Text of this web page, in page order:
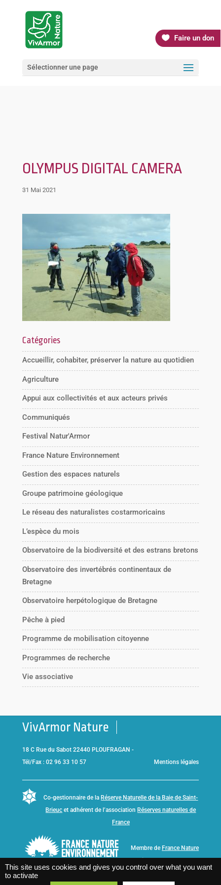
Faire un don
Sélectionner une page
OLYMPUS DIGITAL CAMERA
31 Mai 2021
Catégories
Accueillir, cohabiter, préserver la nature au quotidien
Agriculture
Appui aux collectivités et aux acteurs privés
Communiqués
Festival Natur'Armor
France Nature Environnement
Gestion des espaces naturels
Groupe patrimoine géologique
Le réseau des naturalistes costarmoricains
L’espèce du mois
Observatoire de la biodiversité et des estrans bretons
Observatoire des invertébrés continentaux de
Bretagne
Observatoire herpétologique de Bretagne
Pêche à pied
Programme de mobilisation citoyenne
Programmes de recherche
Vie associative
VivArmor Nature
18 C Rue du Sabot 22440 PLOUFRAGAN -
Tél/Fax : 02 96 33 10 57
Mentions légales
Co-gestionnaire de la Réserve Naturelle de la Baie de Saint-
Brieuc et adhérent de l’association Réserves naturelles de
France
Membre de France Nature
This site uses cookies and gives you control over what you want
to activate